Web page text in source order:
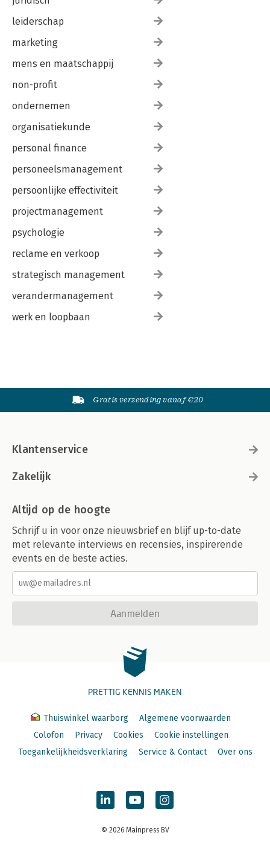
leiderschap
marketing
mens en maatschappij
non-profit
ondernemen
organisatiekunde
personal finance
personeelsmanagement
persoonlijke effectiviteit
projectmanagement
psychologie
reclame en verkoop
strategisch management
verandermanagement
werk en loopbaan
Gratis verzending vanaf €20
Klantenservice
Zakelijk
Altijd op de hoogte
Schrijf u in voor onze nieuwsbrief en blijf up-to-date
met relevante interviews en recensies, inspirerende
events en de beste acties.
Aanmelden
PRETTIG KENNIS MAKEN
Thuiswinkel waarborg
Algemene voorwaarden
Colofon
Privacy Cookies
Cookie instellingen
Toegankelijkheidsverklaring
Service & Contact Over ons
© 2026 Mainpress BV